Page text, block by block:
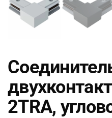
2TRA,